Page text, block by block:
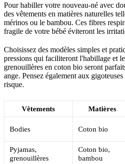
Pour habiller votre nouveau-né avec
des vêtements en matières naturelles
mérinos ou le bambou. Ces fibres
fragile de votre bébé éviteront les
Choisissez des modèles simples et
pressions qui faciliteront l'habillage et
grenouillères en coton bio seront
ange. Pensez également aux
risque.
Vêtements Matières
Bodies Coton bio
Pyjamas,
grenouillères
Coton bio,
bambou